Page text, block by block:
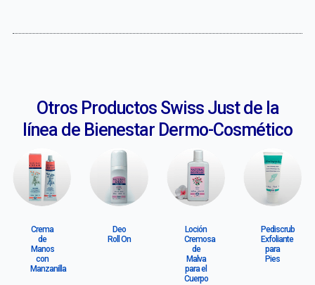
Otros Productos Swiss Just de la
línea de Bienestar Dermo-Cosmético
Crema
de
Manos
con
Manzanilla
Deo
Roll On
Loción
Cremosa
de
Malva
para el
Cuerpo
Pediscrub
Exfoliante
para
Pies